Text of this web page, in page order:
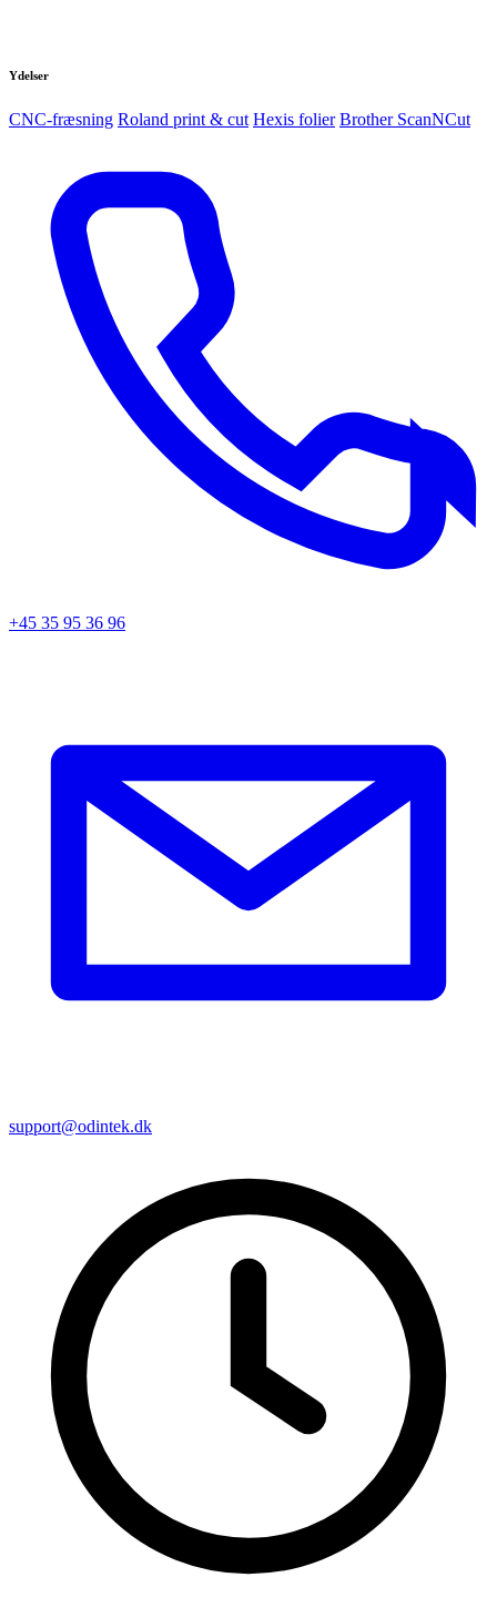
Ydelser
CNC-fræsning Roland print & cut Hexis folier Brother ScanNCut
+45 35 95 36 96
support@odintek.dk